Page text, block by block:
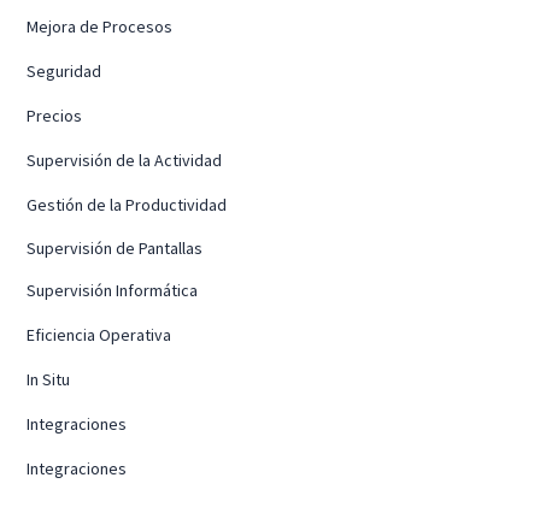
Mejora de Procesos
Seguridad
Precios
Supervisión de la Actividad
Gestión de la Productividad
Supervisión de Pantallas
Supervisión Informática
Eficiencia Operativa
In Situ
Integraciones
Integraciones